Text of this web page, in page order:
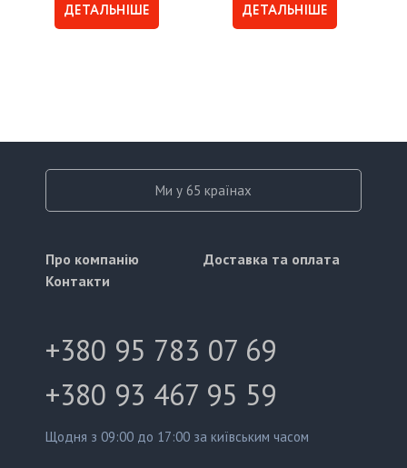
ДЕТАЛЬНІШЕ ДЕТАЛЬНІШЕ
Ми у 65 країнах
Про компанію
Контакти
Доставка та оплата
+380 95 783 07 69
+380 93 467 95 59
Щодня з 09:00 до 17:00 за київським часом